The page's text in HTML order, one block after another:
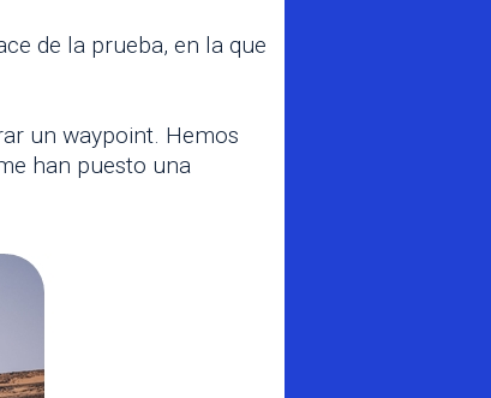
de la prueba, en la que
un waypoint. Hemos
han puesto una